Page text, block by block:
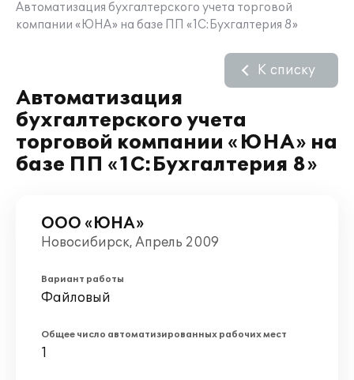
Автоматизация бухгалтерского учета торговой
компании «ЮНА» на базе ПП «1С:Бухгалтерия 8»
Автоматизация
бухгалтерского учета
торговой компании «ЮНА» на
базе ПП «1С:Бухгалтерия 8»
К списку
ООО «ЮНА»
Новосибирск, Апрель 2009
Вариант работы
Файловый
Общее число автоматизированных рабочих мест
1